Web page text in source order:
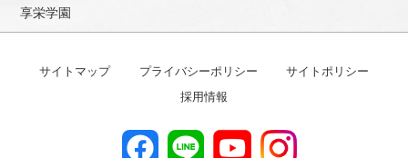
享栄学園
サイトマップ プライバシーポリシー
サイトポリシー
採用情報